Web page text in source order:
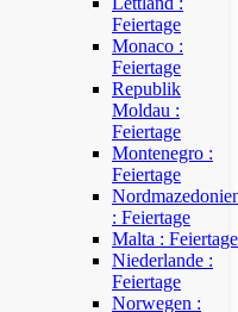
Feiertage
Monaco :
Feiertage
Republik
Moldau :
Feiertage
Montenegro :
Feiertage
: Feiertage
Malta : Feiertage
Niederlande :
Feiertage
Norwegen :